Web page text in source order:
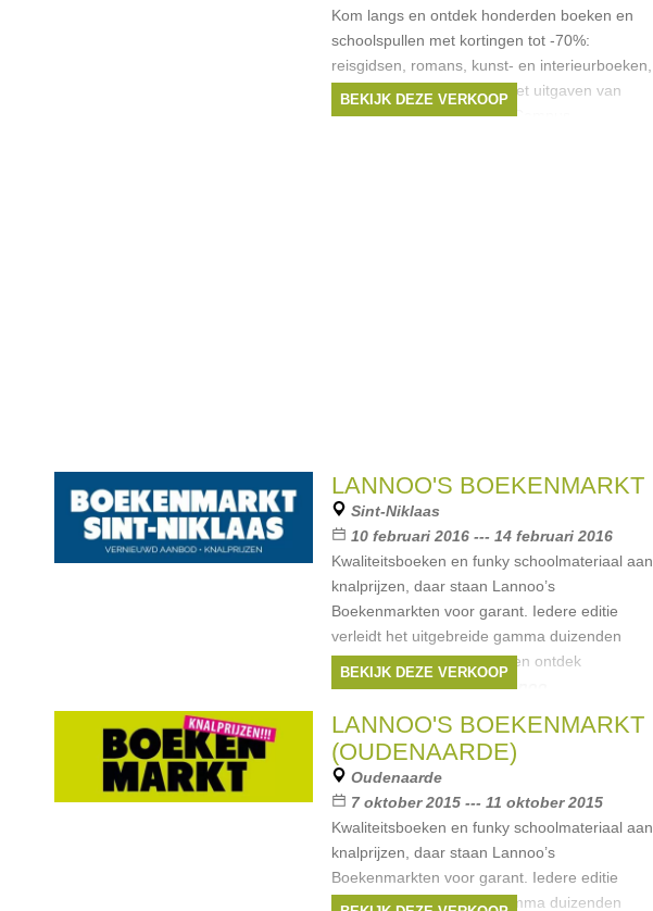
Kom langs en ontdek honderden boeken en
schoolspullen met kortingen tot -70%:
reisgidsen, romans, kunst- en interieurboeken,
kinder- en jeugdboeken. Met uitgaven van
Uitgeverij Lannoo, LannooCampus,
BEKIJK DEZE VERKOOP
LANNOO'S BOEKENMARKT
Sint-Niklaas
10 februari 2016 --- 14 februari 2016
Kwaliteitsboeken en funky schoolmateriaal aan
knalprijzen, daar staan Lannoo’s
Boekenmarkten voor garant. Iedere editie
verleidt het uitgebreide gamma duizenden
koopjesjagers. Kom langs en ontdek
Merken:Uitgeverij Lannoo
Boekerij, ...
BEKIJK DEZE VERKOOP
LANNOO'S BOEKENMARKT
(OUDENAARDE)
Oudenaarde
7 oktober 2015 --- 11 oktober 2015
Kwaliteitsboeken en funky schoolmateriaal aan
knalprijzen, daar staan Lannoo’s
Boekenmarkten voor garant. Iedere editie
verleidt het uitgebreide gamma duizenden